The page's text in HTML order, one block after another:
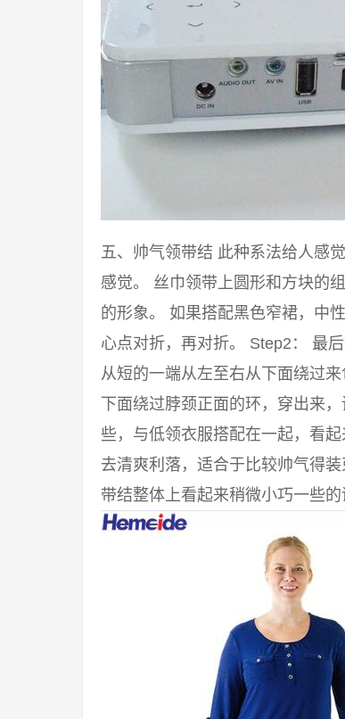
五、帅气领带结 此种系法给人感
感觉。 丝巾领带上圆形和方块的
的形象。 如果搭配黑色窄裙，中
心点对折，再对折。 Step2： 最
从短的一端从左至右从下面绕过
下面绕过脖颈正面的环，穿出来
些，与低领衣服搭配在一起，看
去清爽利落，适合于比较帅气得
带结整体上看起来稍微小巧一些